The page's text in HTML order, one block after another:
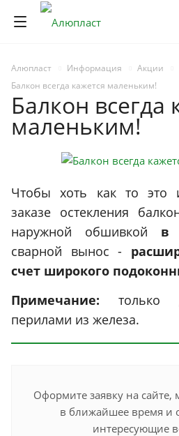
Алюпласт Информация
Акции
Балкон всегда кажется маленьким!
Балкон всегда
маленьким!
Чтобы хоть как то это
заказе остекления
наружной обшивкой в
сварной вынос -
счет широкого
Примечание: только
перилами из железа.
Оформите заявку на сайте,
в ближайшее время и
интересующие